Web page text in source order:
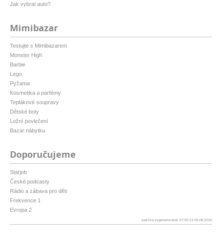
Jak vybrat auto?
Mimibazar
Testujte s Mimibazarem
Monster High
Barbie
Lego
Pyžama
Kosmetika a parfémy
Teplákové soupravy
Dětské boty
Ložní povlečení
Bazar nábytku
Doporučujeme
Starjob
České podcasty
Rádio a zábava pro děti
Frekvence 1
Evropa 2
patička vygenerovaná: 07:50:14 09.08.2026